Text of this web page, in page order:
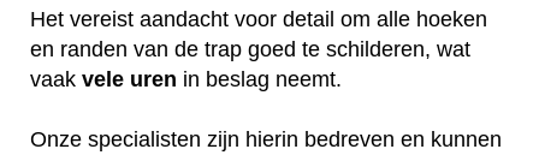
Het vereist aandacht voor detail om alle hoeken
en randen van de trap goed te schilderen, wat
vaak vele uren in beslag neemt.
Onze specialisten zijn hierin bedreven en kunnen